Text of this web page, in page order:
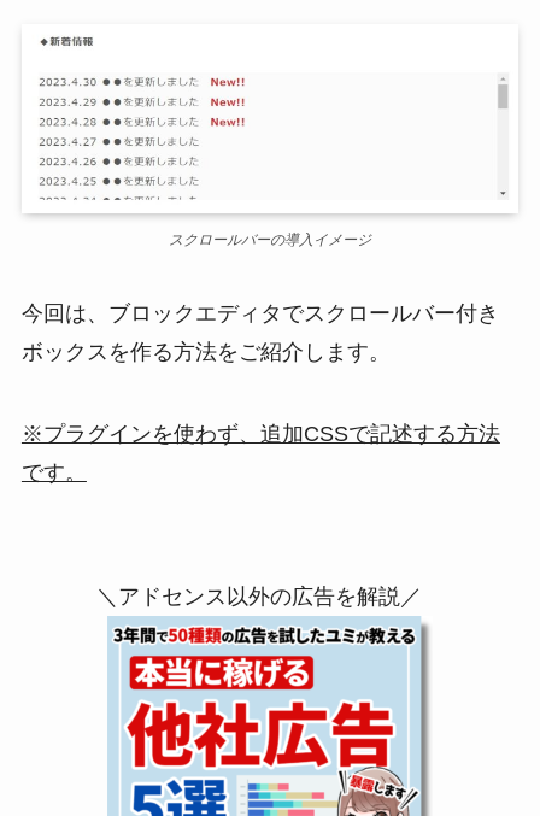
スクロールバーの導入イメージ
今回は、ブロックエディタでスクロールバー付き
ボックスを作る方法をご紹介します。
※プラグインを使わず、追加CSSで記述する方法
です。
＼アドセンス以外の広告を解説／